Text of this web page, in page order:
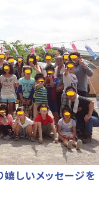
嬉しいメッセージを